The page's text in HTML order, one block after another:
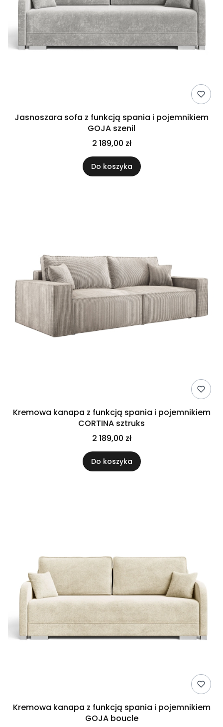
Jasnoszara sofa z funkcją spania i pojemnikiem
GOJA szenil
2 189,00 zł
Do koszyka
Kremowa kanapa z funkcją spania i pojemnikiem
CORTINA sztruks
2 189,00 zł
Do koszyka
Kremowa kanapa z funkcją spania i pojemnikiem
GOJA boucle